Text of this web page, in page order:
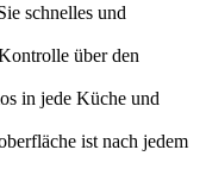
schnelles und
über den
in jede Küche und
ist nach jedem